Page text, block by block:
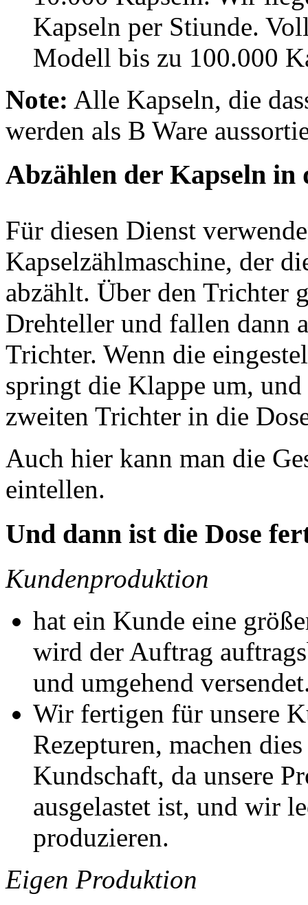
Kapseln per Stiunde.
Modell bis zu 100.000
Note: Alle Kapseln, die
werden als B Ware
Abzählen der Kapseln in
Für diesen Dienst
Kapselzählmaschine, der
abzählt. Über den Trichter
Drehteller und fallen dann
Trichter. Wenn die
springt die Klappe um,
zweiten Trichter in die
Auch hier kann man die
eintellen.
Und dann ist die Dose
Kundenproduktion
hat ein Kunde eine
wird der Auftrag
und umgehend
Wir fertigen für unsere
Rezepturen, machen
Kundschaft, da unsere
ausgelastet ist, und wir
produzieren.
Eigen Produktion